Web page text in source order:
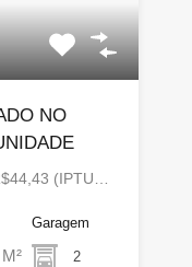
NO
(IPTU…
M²
Garagem
2